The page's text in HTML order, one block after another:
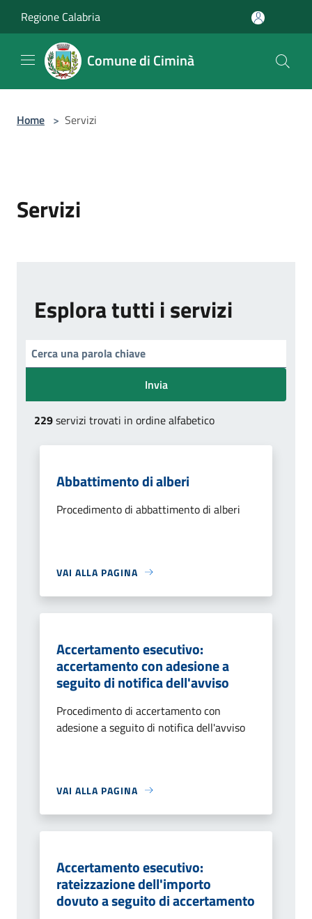
Regione Calabria
Comune di Ciminà
Home > Servizi
Servizi
Esplora tutti i servizi
Invia
229servizi trovati in ordine alfabetico
Abbattimento di alberi
Procedimento di abbattimento di alberi
VAI ALLA PAGINA
Accertamento esecutivo:
accertamento con adesione a
seguito di notifica dell'avviso
Procedimento di accertamento con
adesione a seguito di notifica dell'avviso
VAI ALLA PAGINA
Accertamento esecutivo:
rateizzazione dell'importo
dovuto a seguito di accertamento